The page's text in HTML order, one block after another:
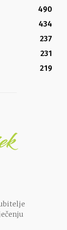
490
434
237
231
219